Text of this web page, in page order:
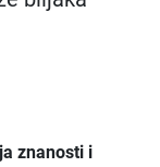
znanosti i